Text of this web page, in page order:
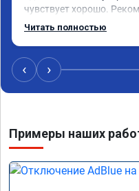
чувствует хорошо.
Читать полностью
‹ ›
Примеры наших